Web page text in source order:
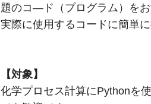
題のコ―ド（プログラム）を
実際に使用するコードに簡単
【対象】
化学プロセス計算にPythonを